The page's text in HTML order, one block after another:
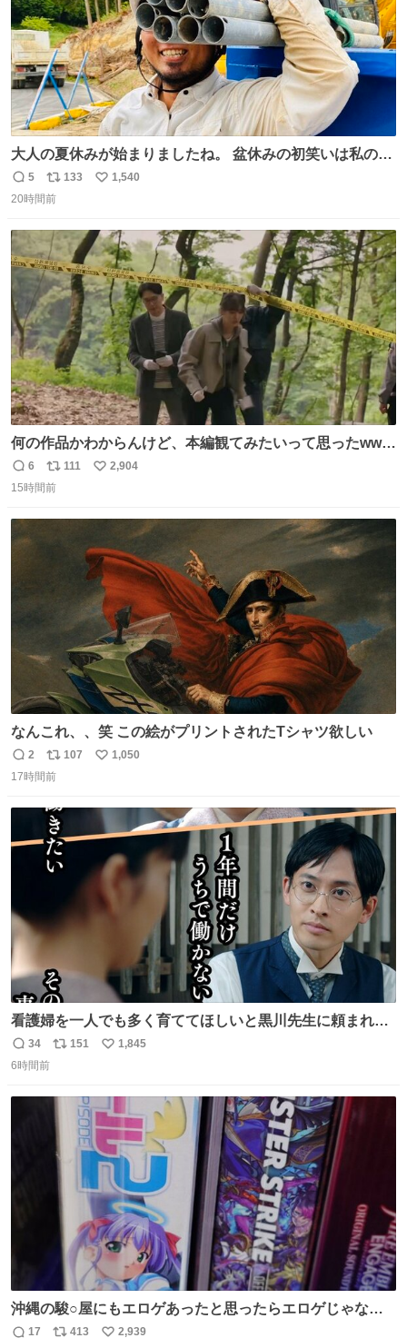
大人の夏休みが始まりましたね。 盆休みの初笑いは私の現
場コスプレ マスターイーでお願いします！！
返
信
5
リ
ポ
ト
数
133
い
数
1,540
20時間前
何の作品かわからんけど、本編観てみたいって思ったwww
韓ドラよね？
返
信
6
リ
ポ
111
い
2,904
15時間前
なんこれ、、笑 この絵がプリントされたTシャツ欲しい
返
信
2
リ
ポ
ト
数
107
い
数
1,050
17時間前
看護婦を一人でも多く育ててほしいと黒川先生に頼まれ、
１年間だけ黒川病院で働くことにしたりん。 直美はその１
年間で恵風看護婦会を立て直すと話しました。 👇このシー
る 見上愛 上坂樹里 平埜生成
返
信
34
リ
数
151
い
数
1,845
6時間前
沖縄の駿○屋にもエロゲあったと思ったらエロゲじゃなか
った
17 413 2,939